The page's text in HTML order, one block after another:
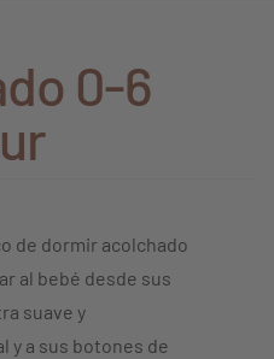
0-6
de dormir acolchado
al bebé desde sus
suave y
y a sus botones de